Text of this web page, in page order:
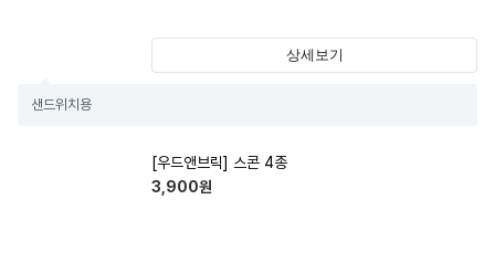
상세보기
샌드위치용
[우드앤브릭] 스콘 4종
3,900원